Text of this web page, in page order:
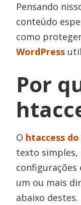
Pensando
conteúdo
como
WordPress
Por
O htaccess
texto
configurações
um ou mais
abaixo destes.